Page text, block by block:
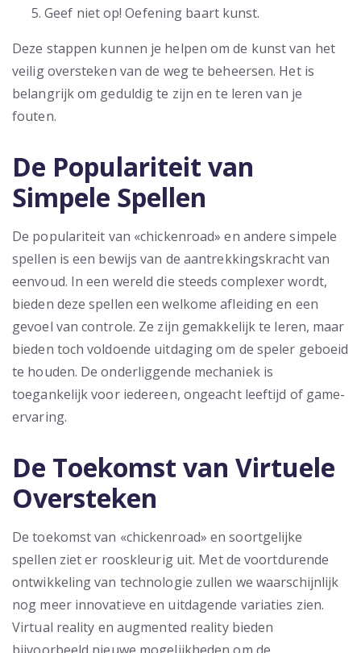
Geef niet op! Oefening baart kunst.
Deze stappen kunnen je helpen om de kunst van het
veilig oversteken van de weg te beheersen. Het is
belangrijk om geduldig te zijn en te leren van je
fouten.
De Populariteit van
Simpele Spellen
De populariteit van «chickenroad» en andere simpele
spellen is een bewijs van de aantrekkingskracht van
eenvoud. In een wereld die steeds complexer wordt,
bieden deze spellen een welkome afleiding en een
gevoel van controle. Ze zijn gemakkelijk te leren, maar
bieden toch voldoende uitdaging om de speler geboeid
te houden. De onderliggende mechaniek is
toegankelijk voor iedereen, ongeacht leeftijd of game-
ervaring.
De Toekomst van Virtuele
Oversteken
De toekomst van «chickenroad» en soortgelijke
spellen ziet er rooskleurig uit. Met de voortdurende
ontwikkeling van technologie zullen we waarschijnlijk
nog meer innovatieve en uitdagende variaties zien.
Virtual reality en augmented reality bieden